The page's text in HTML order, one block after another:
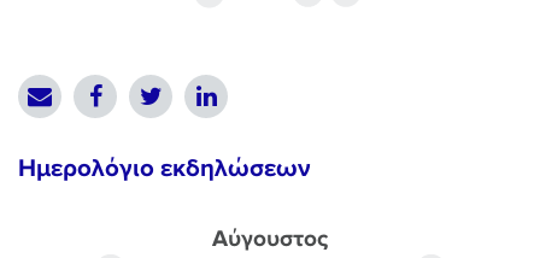
Ημερολόγιο εκδηλώσεων
Αύγουστος